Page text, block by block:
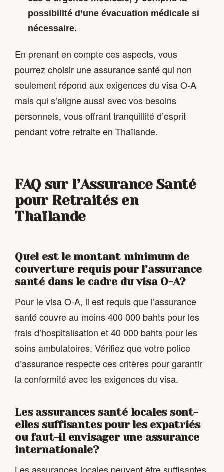
possibilité d’une évacuation médicale si
nécessaire.
En prenant en compte ces aspects, vous
pourrez choisir une assurance santé qui non
seulement répond aux exigences du visa O-A
mais qui s’aligne aussi avec vos besoins
personnels, vous offrant tranquillité d’esprit
pendant votre retraite en Thaïlande.
FAQ sur l’Assurance Santé
pour Retraités en
Thaïlande
Quel est le montant minimum de
couverture requis pour l’assurance
santé dans le cadre du visa O-A?
Pour le visa O-A, il est requis que l’assurance
santé couvre au moins 400 000 bahts pour les
frais d’hospitalisation et 40 000 bahts pour les
soins ambulatoires. Vérifiez que votre police
d’assurance respecte ces critères pour garantir
la conformité avec les exigences du visa.
Les assurances santé locales sont-
elles suffisantes pour les expatriés
ou faut-il envisager une assurance
internationale?